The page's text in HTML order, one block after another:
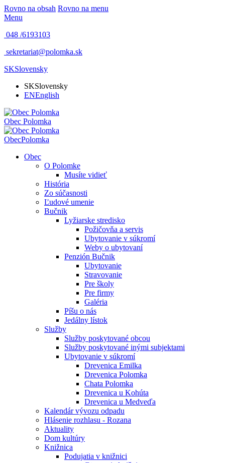
Rovno na obsah Rovno na menu
Menu
048 /6193103
sekretariat@polomka.sk
SKSlovensky
SKSlovensky
ENEnglish
Obec Polomka
ObecPolomka
Obec
O Polomke
Musíte vidieť
História
Zo súčasnosti
Ľudové umenie
Bučnik
Lyžiarske stredisko
Požičovňa a servis
Ubytovanie v súkromí
Weby o ubytovaní
Penzión Bučnik
Ubytovanie
Stravovanie
Pre školy
Pre firmy
Galéria
Píšu o nás
Jedálny lístok
Služby
Služby poskytované obcou
Služby poskytované inými subjektami
Ubytovanie v súkromí
Drevenica Emilka
Drevenica Polomka
Chata Polomka
Drevenica u Kohúta
Drevenica u Medveďa
Kalendár vývozu odpadu
Hlásenie rozhlasu - Rozana
Aktuality
Dom kultúry
Knižnica
Podujatia v knižnici